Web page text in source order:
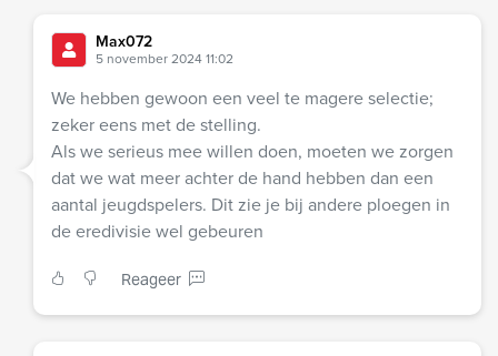
Max072
5 november 2024 11:02
We hebben gewoon een veel te magere selectie;
zeker eens met de stelling.
Als we serieus mee willen doen, moeten we zorgen
dat we wat meer achter de hand hebben dan een
aantal jeugdspelers. Dit zie je bij andere ploegen in
de eredivisie wel gebeuren
Reageer